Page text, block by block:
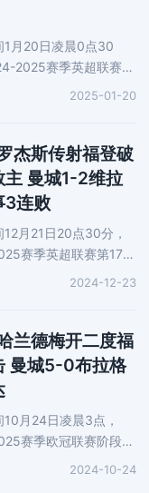
1月20日凌晨0点30
2025赛季英超联赛第
一场焦点战役，曼城前
响。随后，福登传球，
劲
2025-01-20
杰斯传射福登破
主 曼城1-2维拉
3连败
12月21日20点30分，
赛季英超联赛第17轮
焦点战役，曼城前往客
破门，但是因为越位在
2024-12-23
兰德梅开二度福
曼城5-0布拉格
10月24日凌晨3点，
赛季欧冠联赛阶段第
一场焦点战役，曼城坐
2024-10-24